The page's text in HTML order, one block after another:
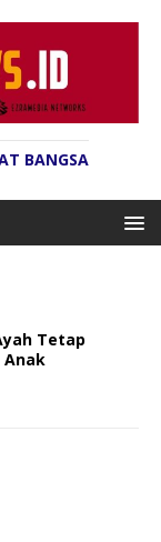
BANGSA
Tetap